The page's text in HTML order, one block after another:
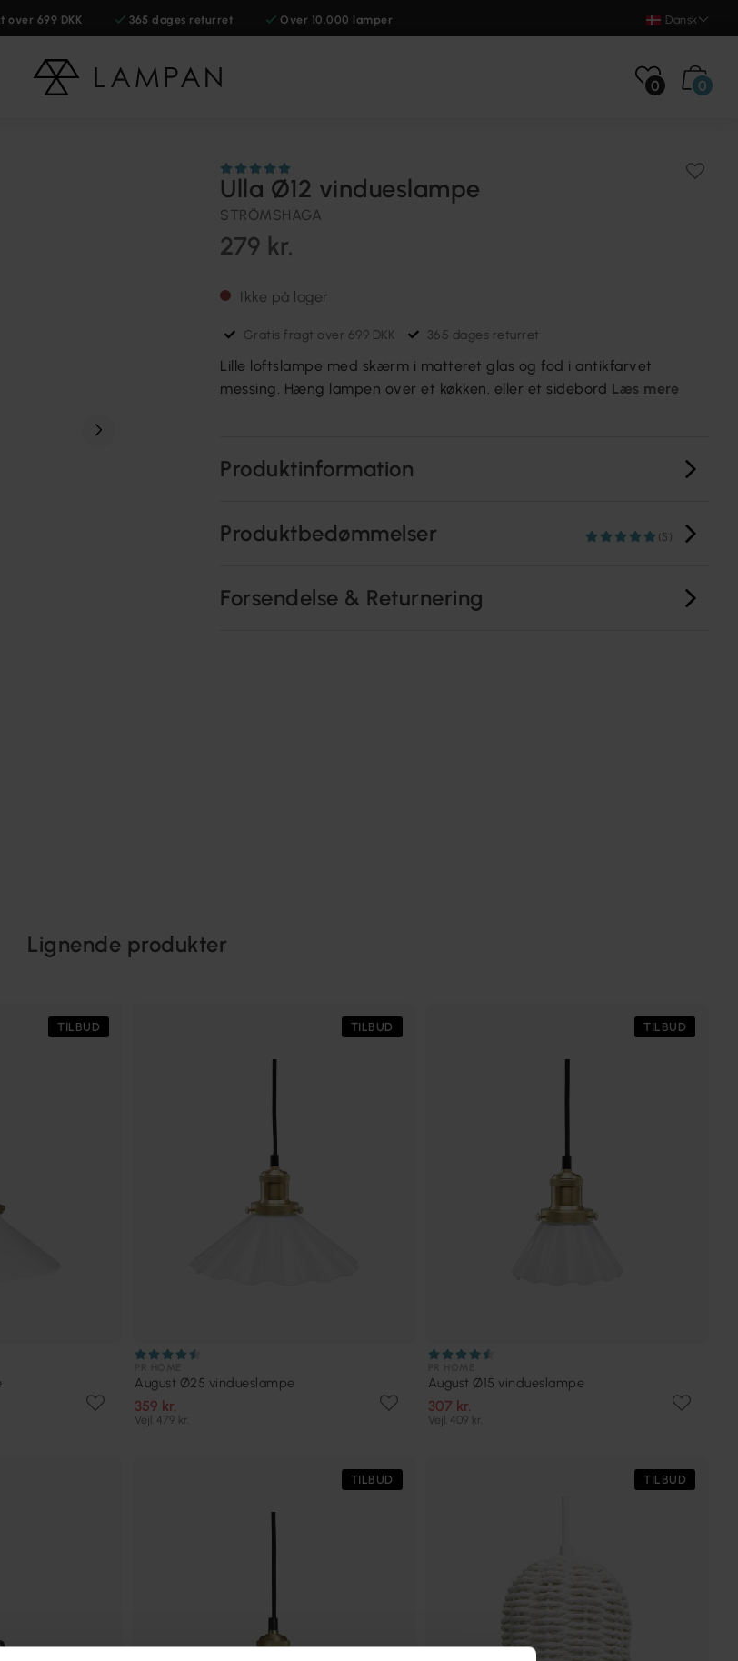
over 699 DKK 365 dages returret Over 10.000 lamper Dansk
0 0
Ulla Ø12 vindueslampe
STRÖMSHAGA
279 kr.
Ikke på lager
Gratis fragt over 699 DKK 365 dages returret
Lille loftslampe med skærm i matteret glas og fod i antikfarvet
messing. Hæng lampen over et køkken. eller et sidebord Læs mere
Produktinformation
Produktbedømmelser (5)
Forsendelse & Returnering
Lignende produkter
TILBUD TILBUD
August Ø25 vindueslampe
359 kr.
Vejl. 479 kr.
TILBUD
August Ø15 vindueslampe
307 kr.
Vejl. 409 kr.
TILBUD TILBUD